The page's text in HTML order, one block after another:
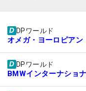
DPワールド
オメガ・ヨーロピアン
DPワールド
BMWインターナショ